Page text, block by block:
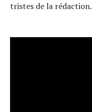
tristes de la rédaction.